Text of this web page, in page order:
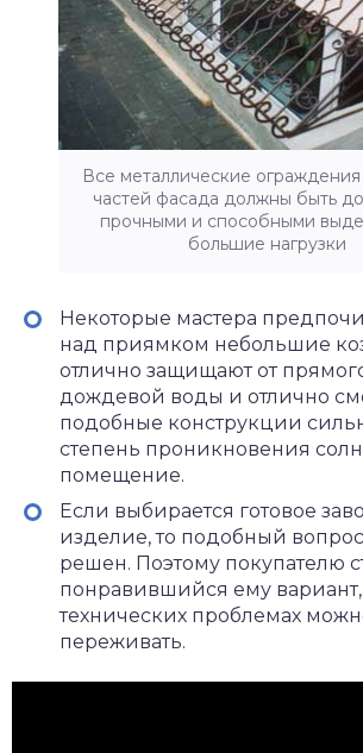
Все металлические
частей фасада должны быть
прочными и способными
большие нагрузки
Некоторые мастера
над приямком небольшие
отлично защищают от
дождевой воды и отлично
подобные конструкции
степень проникновения
помещение.
Если выбирается готовое
изделие, то подобный
решен. Поэтому покупателю
понравившийся ему вариант,
технических проблемах
переживать.